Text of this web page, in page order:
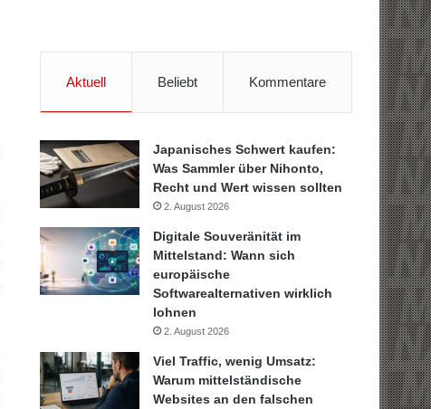
Aktuell Beliebt Kommentare
Japanisches Schwert kaufen:
Was Sammler über Nihonto,
Recht und Wert wissen sollten
2. August 2026
Digitale Souveränität im
Mittelstand: Wann sich
europäische
Softwarealternativen wirklich
lohnen
2. August 2026
Viel Traffic, wenig Umsatz:
Warum mittelständische
Websites an den falschen